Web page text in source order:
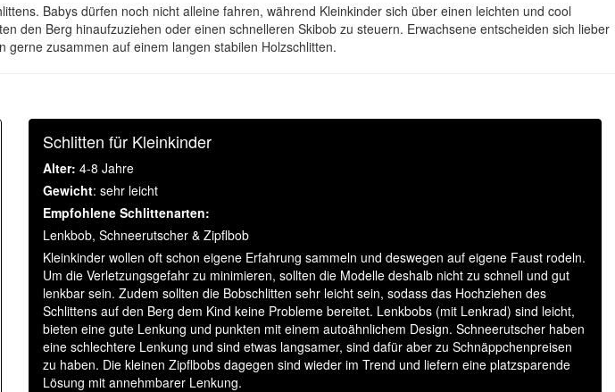
Babys dürfen noch nicht alleine fahren, während Kleinkinder sich über einen leichten und cool
den Berg hinaufzuziehen oder einen schnelleren Skibob zu steuern. Erwachsene entscheiden sich lieber
zusammen auf einem langen stabilen Holzschlitten.
Schlitten für Kleinkinder
Alter: 4-8 Jahre
Gewicht: sehr leicht
Empfohlene Schlittenarten:
Lenkbob, Schneerutscher & Zipflbob
Kleinkinder wollen oft schon eigene Erfahrung sammeln und deswegen auf eigene Faust rodeln.
Um die Verletzungsgefahr zu minimieren, sollten die Modelle deshalb nicht zu schnell und gut
lenkbar sein. Zudem sollten die Bobschlitten sehr leicht sein, sodass das Hochziehen des
Schlittens auf den Berg dem Kind keine Probleme bereitet. Lenkbobs (mit Lenkrad) sind leicht,
bieten eine gute Lenkung und punkten mit einem autoähnlichem Design. Schneerutscher haben
eine schlechtere Lenkung und sind etwas langsamer, sind dafür aber zu Schnäppchenpreisen
zu haben. Die kleinen Zipflbobs dagegen sind wieder im Trend und liefern eine platzsparende
Lösung mit annehmbarer Lenkung.